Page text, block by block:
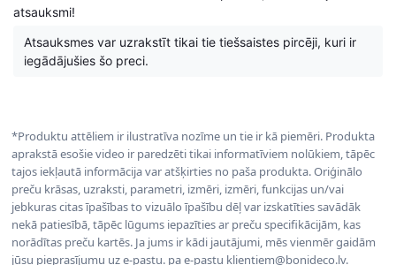
atsauksmi!
Atsauksmes var uzrakstīt tikai tie tiešsaistes pircēji, kuri ir
iegādājušies šo preci.
*Produktu attēliem ir ilustratīva nozīme un tie ir kā piemēri. Produkta
aprakstā esošie video ir paredzēti tikai informatīviem nolūkiem, tāpēc
tajos iekļautā informācija var atšķirties no paša produkta. Oriģinālo
preču krāsas, uzraksti, parametri, izmēri, izmēri, funkcijas un/vai
jebkuras citas īpašības to vizuālo īpašību dēļ var izskatīties savādāk
nekā patiesībā, tāpēc lūgums iepazīties ar preču specifikācijām, kas
norādītas preču kartēs. Ja jums ir kādi jautājumi, mēs vienmēr gaidām
jūsu pieprasījumu uz e-pastu. pa e-pastu klientiem@bonideco.lv.